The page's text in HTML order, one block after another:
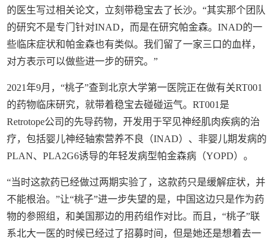
的医生写过相关论文，立刻带稳宝去了长沙。“其实那个团队
的研究不是专门针对INAD，而是在研究帕金森。INAD的一
些临床症状和帕金森也有类似。我们留了一家三口的血样，
对方表示可以做些进一步的研究。”
2021年9月，“桃子”查到北京大学第一医院正在做有关RT001
的药物临床研究，就带着稳宝去碰碰运气。RT001是
Retrotope公司的先导药物，开发用于罕见神经肌肉疾病的治
疗，包括婴儿神经轴索营养不良（INAD）、非婴儿期发病的
PLAN、PLA2G6诱导的年轻发病型帕金森病（YOPD）。
“当时这款药已经做过两期实验了，这款药只是缓解症状，并
不能根治。”让“桃子”进一步失望的是，中国这边只是作为药
物的参照组，和美国那边的用药组作对比。而且，“桃子”联
系北大一医的时候已经过了招募时间，但是她还是想着去一